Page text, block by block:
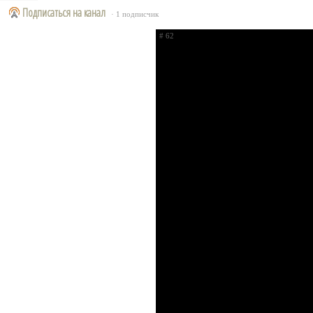
Подписаться на канал · 1 подписчик
# 62